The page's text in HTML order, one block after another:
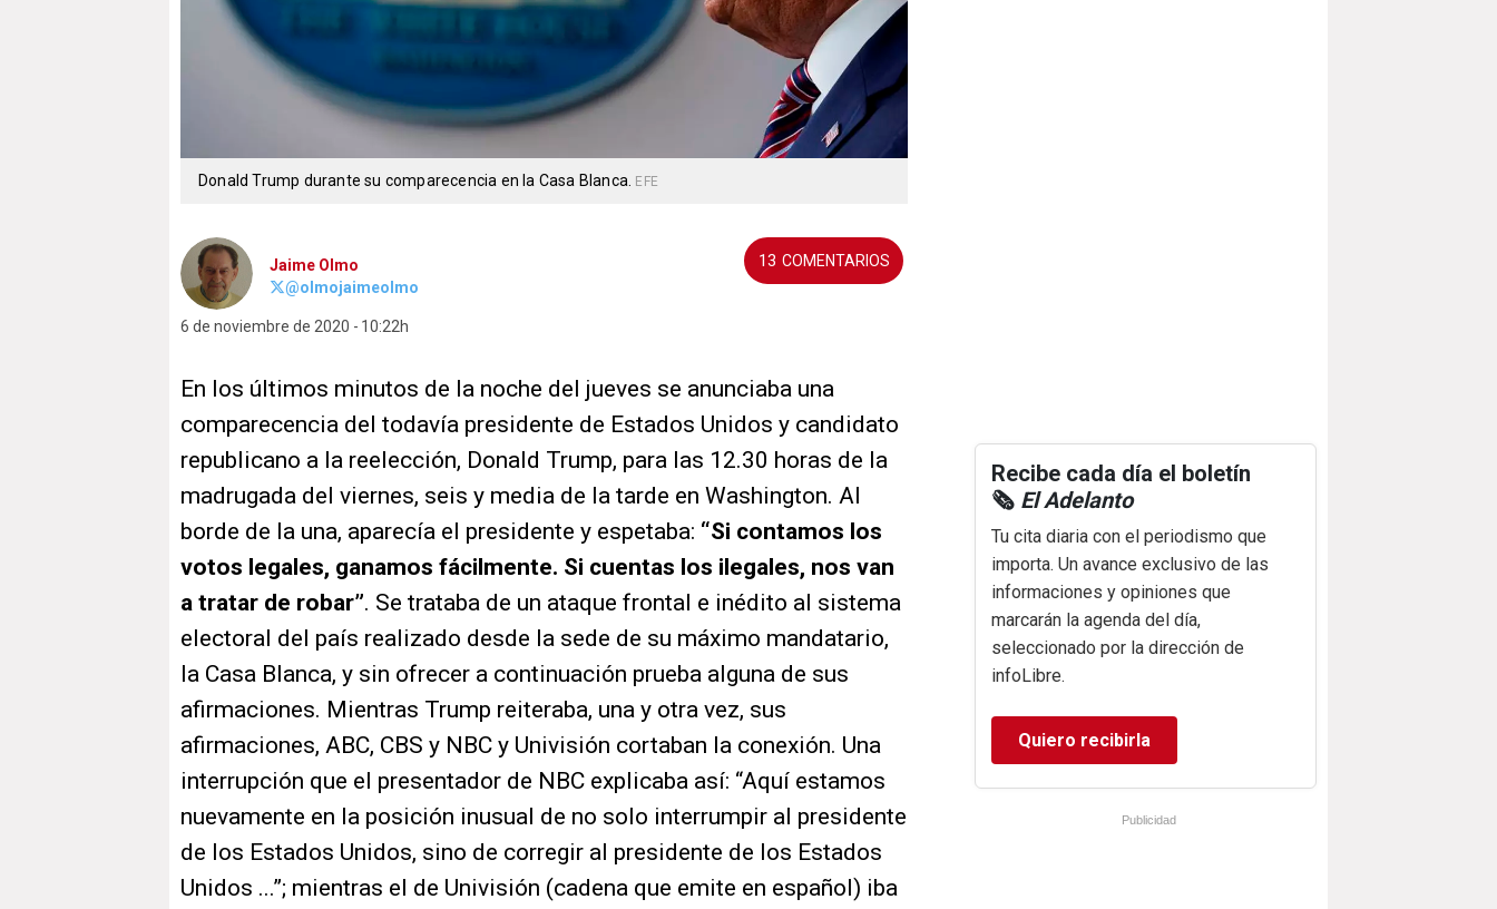
Donald Trump durante su comparecencia en la Casa Blanca. EFE
Jaime Olmo
@olmojaimeolmo
6 de noviembre de 2020 10:22h
13
En los últimos minutos de la noche del jueves se anunciaba una
comparecencia del todavía presidente de Estados Unidos y candidato
republicano a la reelección, Donald Trump, para las 12.30 horas de la
madrugada del viernes, seis y media de la tarde en Washington. Al
borde de la una, aparecía el presidente y espetaba: “Si contamos los
votos legales, ganamos fácilmente. Si cuentas los ilegales, nos van
a tratar de robar”. Se trataba de un ataque frontal e inédito al sistema
electoral del país realizado desde la sede de su máximo mandatario,
la Casa Blanca, y sin ofrecer a continuación prueba alguna de sus
afirmaciones. Mientras Trump reiteraba, una y otra vez, sus
afirmaciones, ABC, CBS y NBC y Univisión cortaban la conexión. Una
interrupción que el presentador de NBC explicaba así: “Aquí estamos
nuevamente en la posición inusual de no solo interrumpir al presidente
de los Estados Unidos, sino de corregir al presidente de los Estados
Unidos ...”; mientras el de Univisión (cadena que emite en español) iba
Recibe cada día el boletín
🗞️ El Adelanto
Tu cita diaria con el periodismo que
importa. Un avance exclusivo de las
informaciones y opiniones que
marcarán la agenda del día,
seleccionado por la dirección de
infoLibre.
Quiero recibirla
Publicidad